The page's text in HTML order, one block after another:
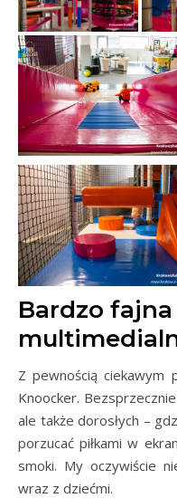
Bardzo fajna
Z pewnością ciekawym
Knoocker.
ale także dorosłych –
porzucać piłkami w
smoki. My oczywiście
wraz z dziećmi.